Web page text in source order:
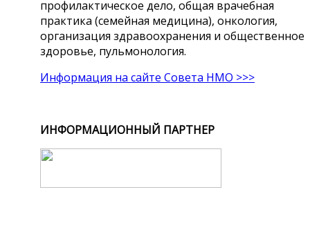
профилактическое дело, общая врачебная
практика (семейная медицина), онкология,
организация здравоохранения и общественное
здоровье, пульмонология.
Информация на сайте Совета НМО >>>
ИНФОРМАЦИОННЫЙ ПАРТНЕР